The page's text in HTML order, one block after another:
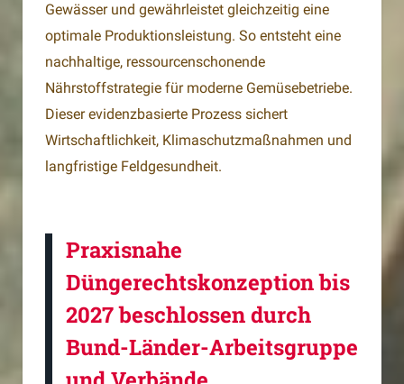
Gewässer und gewährleistet gleichzeitig eine
optimale Produktionsleistung. So entsteht eine
nachhaltige, ressourcenschonende
Nährstoffstrategie für moderne Gemüsebetriebe.
Dieser evidenzbasierte Prozess sichert
Wirtschaftlichkeit, Klimaschutzmaßnahmen und
langfristige Feldgesundheit.
Praxisnahe
Düngerechtskonzeption bis
2027 beschlossen durch
Bund-Länder-Arbeitsgruppe